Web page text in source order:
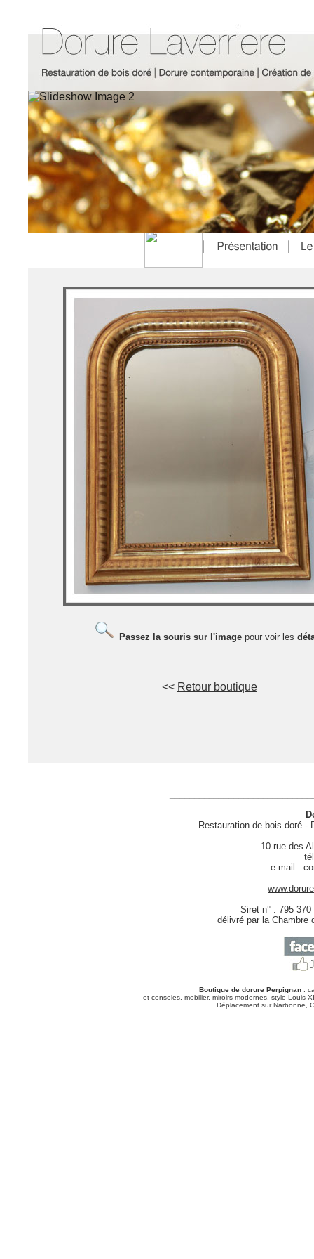
Passez la souris sur l'image pour voir les
<< Retour boutique
Restauration de bois doré -
10 rue des
e-mail :
Siret n° : 795
délivré par la Chambre
Boutique de dorure Perpignan:
et consoles, mobilier, miroirs modernes, style Louis
Déplacement sur Narbonne,